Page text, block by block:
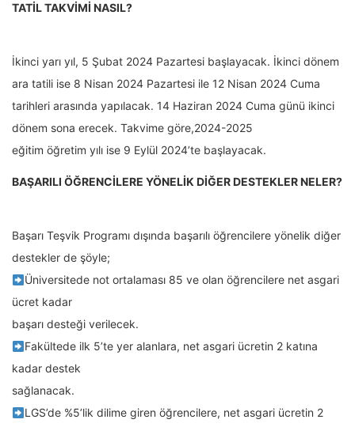
TATİL TAKVİMİ NASIL?
İkinci yarı yıl, 5 Şubat 2024 Pazartesi başlayacak. İkinci dönem
ara tatili ise 8 Nisan 2024 Pazartesi ile 12 Nisan 2024 Cuma
tarihleri arasında yapılacak. 14 Haziran 2024 Cuma günü ikinci
dönem sona erecek. Takvime göre,2024-2025
eğitim öğretim yılı ise 9 Eylül 2024’te başlayacak.
BAŞARILI ÖĞRENCİLERE YÖNELİK DİĞER DESTEKLER NELER?
Başarı Teşvik Programı dışında başarılı öğrencilere yönelik diğer
destekler de şöyle;
Üniversitede not ortalaması 85 ve olan öğrencilere net asgari
ücret kadar
başarı desteği verilecek.
Fakültede ilk 5’te yer alanlara, net asgari ücretin 2 katına
kadar destek
sağlanacak.
LGS’de %5’lik dilime giren öğrencilere, net asgari ücretin 2